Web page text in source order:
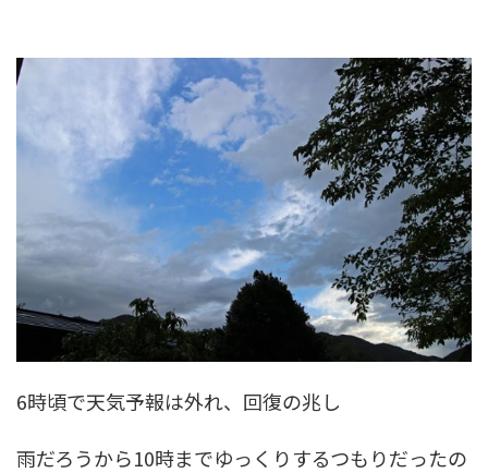
6時頃で天気予報は外れ、回復の兆し
雨だろうから10時までゆっくりするつもりだったの